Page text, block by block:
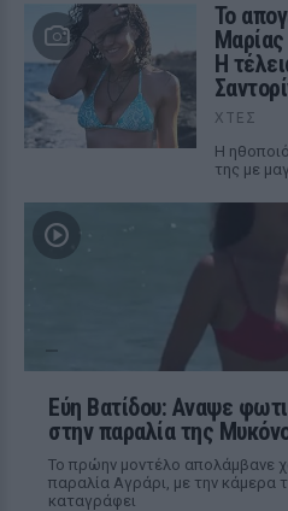
Το
Η
ΧΤΕΣ
Η
της με
Εύη Βατίδου: Αναψε
στην παραλία της
Το πρώην μοντέλο απολάμβανε
παραλία Αγράρι, με την κάμερα
καταγράφει